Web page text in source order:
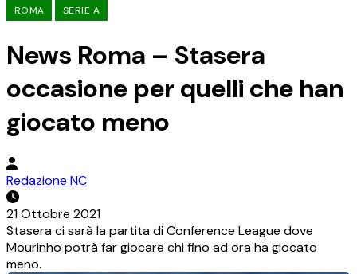
ROMA SERIE A
News Roma – Stasera
occasione per quelli che han
giocato meno
Redazione NC
21 Ottobre 2021
Stasera ci sarà la partita di Conference League dove
Mourinho potrà far giocare chi fino ad ora ha giocato
meno.